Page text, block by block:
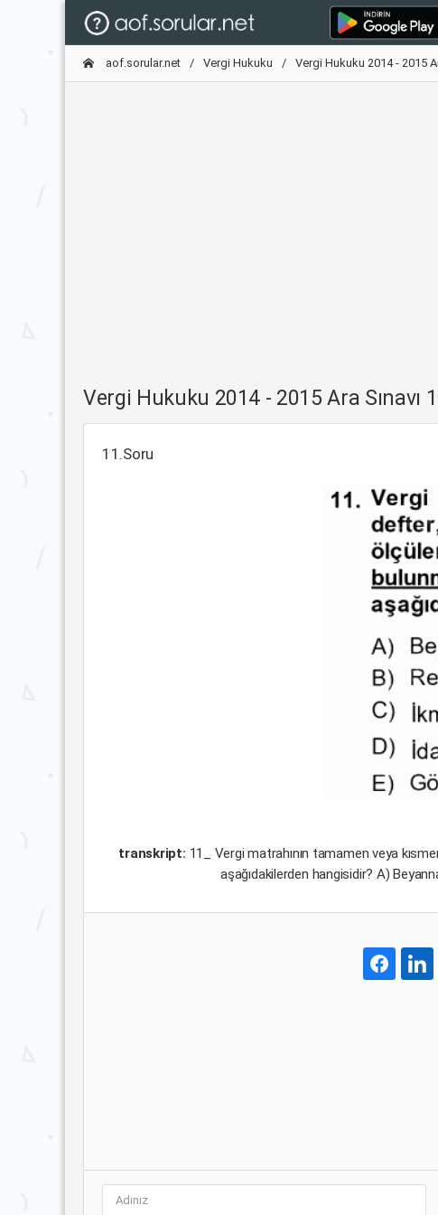
aof.sorular.net Vergi Hukuku Vergi Hukuku 2014 - 2015
Vergi Hukuku 2014 - 2015 Ara Sınavı
11.Soru
transkript: 11_ Vergi matrahının tamamen veya
aşağıdakilerden hangisidir? A)